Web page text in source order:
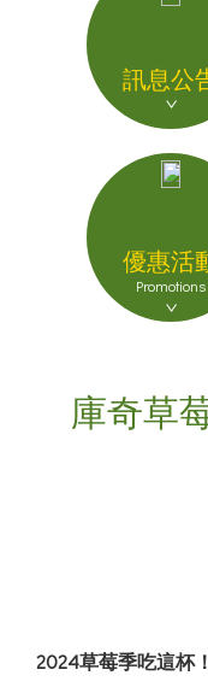
訊息公
優惠活
Promotions
庫奇草
2024草莓季吃這杯